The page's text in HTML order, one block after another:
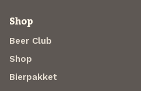
Shop
Beer Club
Shop
Bierpakket